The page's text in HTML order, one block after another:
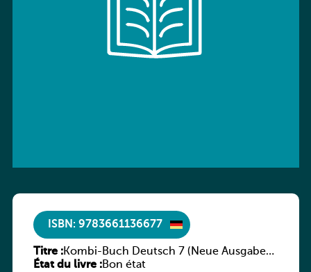
ISBN: 9783661136677
Titre :Kombi-Buch Deutsch 7 (Neue Ausgabe
Luxemburg)
État du livre :Bon état